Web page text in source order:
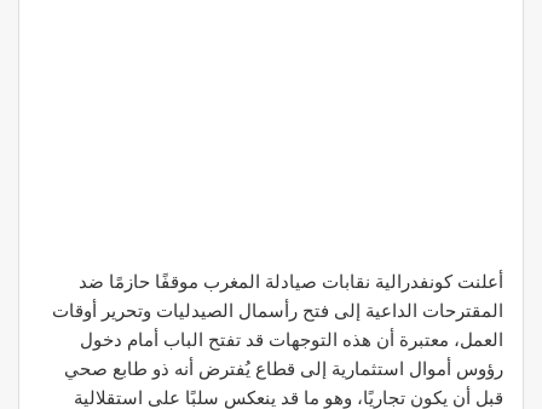
أعلنت كونفدرالية نقابات صيادلة المغرب موقفًا حازمًا ضد
المقترحات الداعية إلى فتح رأسمال الصيدليات وتحرير أوقات
العمل، معتبرة أن هذه التوجهات قد تفتح الباب أمام دخول
رؤوس أموال استثمارية إلى قطاع يُفترض أنه ذو طابع صحي
قبل أن يكون تجاريًا، وهو ما قد ينعكس سلبًا على استقلالية